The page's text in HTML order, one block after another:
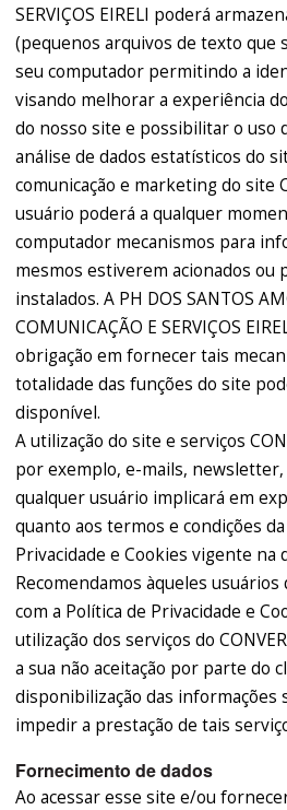
SERVIÇOS EIRELI poderá
(pequenos arquivos de texto que
seu computador permitindo a
visando melhorar a experiência
do nosso site e possibilitar o uso
análise de dados estatísticos do
comunicação e marketing do site
usuário poderá a qualquer
computador mecanismos para
mesmos estiverem acionados ou
instalados. A PH DOS SANTOS
COMUNICAÇÃO E SERVIÇOS
obrigação em fornecer tais
totalidade das funções do site
disponível.
A utilização do site e serviços
por exemplo, e-mails,
qualquer usuário implicará em
quanto aos termos e condições
Privacidade e Cookies vigente na
Recomendamos àqueles
com a Política de Privacidade e
utilização dos serviços do
a sua não aceitação por parte do
disponibilização das informações
impedir a prestação de tais
Fornecimento de dados
Ao acessar esse site e/ou